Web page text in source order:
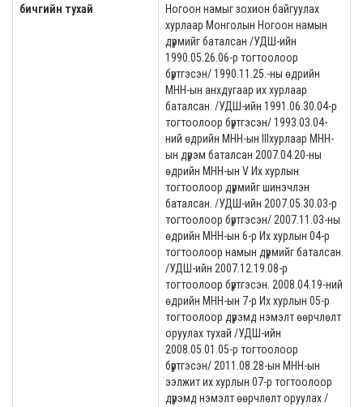
бичгийн тухай
Ногоон намыг зохион байгуулах
хурлаар Монголын Ногоон намын
дүрмийг баталсан /УДШ-ийн
1990.05.26.06-р тогтоолоор
бүртгэсэн/ 1990.11.25.-ны өдрийн
МНН-ын анхдугаар их хурлаар
баталсан. /УДШ-ийн 1991.06.30.04-р
тогтоолоор бүртгэсэн/ 1993.03.04-
ний өдрийн МНН-ын IIIхурлаар МНН-
ын дүрэм баталсан 2007.04.20-ны
өдрийн МНН-ын V Их хурлын
тогтоолоор дүрмийг шинэчлэн
баталсан. /УДШ-ийн 2007.05.30.03-р
тогтоолоор бүртгэсэн/ 2007.11.03-ны
өдрийн МНН-ын 6-р Их хурлын 04-р
тогтоолоор намын дүрмийг баталсан.
/УДШ-ийн 2007.12.19.08-р
тогтоолоор бүртгэсэн. 2008.04.19-ний
өдрийн МНН-ын 7-р Их хурлын 05-р
тогтоолоор дүрэмд нэмэлт өөрчлөлт
оруулах тухай /УДШ-ийн
2008.05.01.05-р тогтоолоор
бүртгэсэн/ 2011.08.28-ын МНН-ын
ээлжит их хурлын 07-р тогтоолоор
дүрэмд нэмэлт өөрчлөлт оруулах /